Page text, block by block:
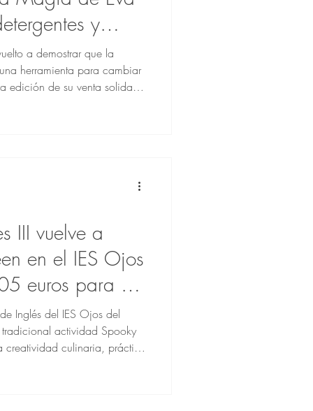
y
a demostrar que la
herramienta para cambiar
edición de su venta solidaria
III vuelve a
en el IES Ojos
euros para La
Inglés del IES Ojos del
actividad Spooky
creatividad culinaria, práctica